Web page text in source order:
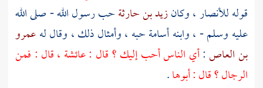
قولهللأنصار، وكانزيد بن حارثةحب رسول الله - صلى الله
عليه وسلم - ، وابنهأسامةحبه ، وأمثال ذلك ، وقال لهعمرو
بن العاص:أي الناس أحب إليك ؟ قال :عائشة ، قال : فمن
الرجال ؟ قال : أبوها.